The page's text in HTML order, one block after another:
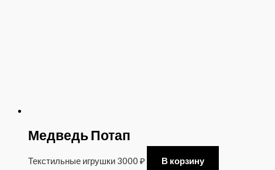
Медведь Потап
Текстильные игрушки 3000 ₽ В корзину